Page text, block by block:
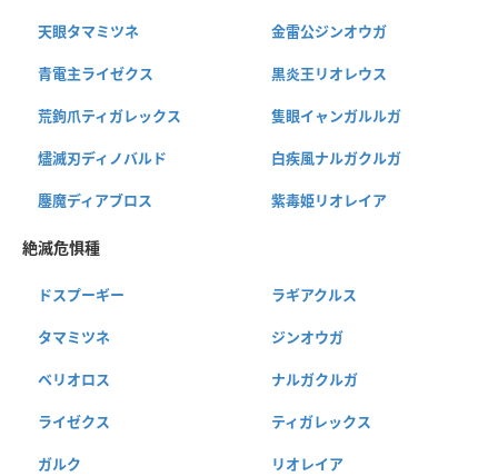
天眼タマミツネ 金雷公ジンオウガ
青電主ライゼクス 黒炎王リオレウス
荒鉤爪ティガレックス 隻眼イャンガルルガ
燼滅刃ディノバルド 白疾風ナルガクルガ
鏖魔ディアブロス 紫毒姫リオレイア
絶滅危惧種
ドスプーギー ラギアクルス
タマミツネ ジンオウガ
ベリオロス ナルガクルガ
ライゼクス ティガレックス
ガルク リオレイア